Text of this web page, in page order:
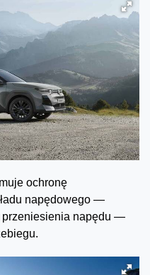
ochronę
napędowego —
przeniesienia napędu —